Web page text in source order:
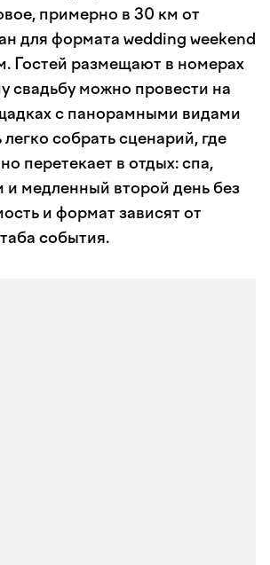
примерно в 30 км от
для формата wedding weekend
Гостей размещают в номерах
свадьбу можно провести на
с панорамными видами
собрать сценарий, где
перетекает в отдых: спа,
и медленный второй день без
и формат зависят от
события.